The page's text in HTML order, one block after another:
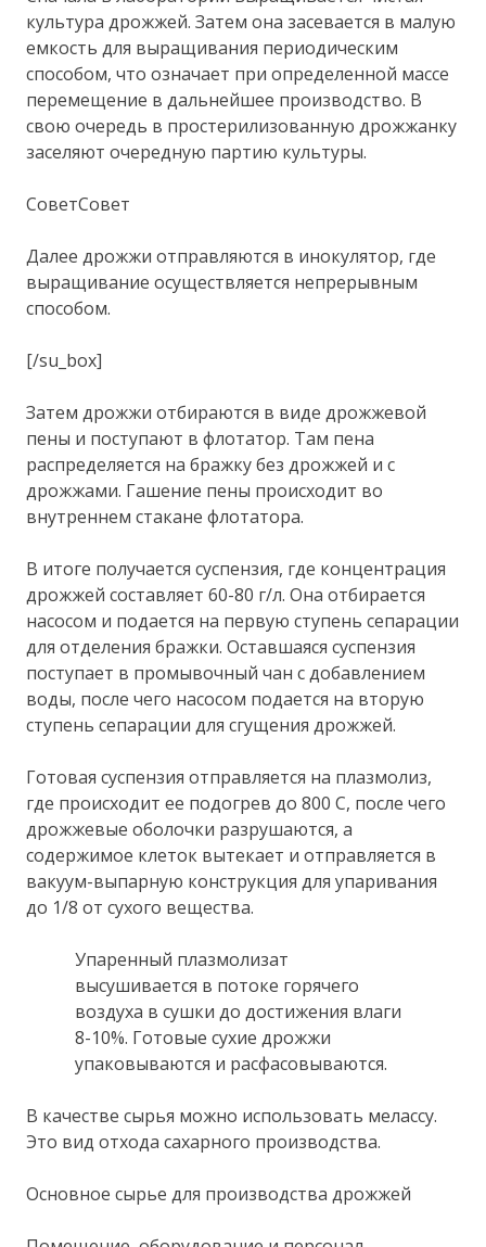
культура дрожжей. Затем она засевается в малую
емкость для выращивания периодическим
способом, что означает при определенной массе
перемещение в дальнейшее производство. В
свою очередь в простерилизованную дрожжанку
заселяют очередную партию культуры.
СоветСовет
Далее дрожжи отправляются в инокулятор, где
выращивание осуществляется непрерывным
способом.
[/su_box]
Затем дрожжи отбираются в виде дрожжевой
пены и поступают в флотатор. Там пена
распределяется на бражку без дрожжей и с
дрожжами. Гашение пены происходит во
внутреннем стакане флотатора.
В итоге получается суспензия, где концентрация
дрожжей составляет 60-80 г/л. Она отбирается
насосом и подается на первую ступень сепарации
для отделения бражки. Оставшаяся суспензия
поступает в промывочный чан с добавлением
воды, после чего насосом подается на вторую
ступень сепарации для сгущения дрожжей.
Готовая суспензия отправляется на плазмолиз,
где происходит ее подогрев до 800 С, после чего
дрожжевые оболочки разрушаются, а
содержимое клеток вытекает и отправляется в
вакуум-выпарную конструкция для упаривания
до 1/8 от сухого вещества.
Упаренный плазмолизат
высушивается в потоке горячего
воздуха в сушки до достижения влаги
8-10%. Готовые сухие дрожжи
упаковываются и расфасовываются.
В качестве сырья можно использовать мелассу.
Это вид отхода сахарного производства.
Основное сырье для производства дрожжей